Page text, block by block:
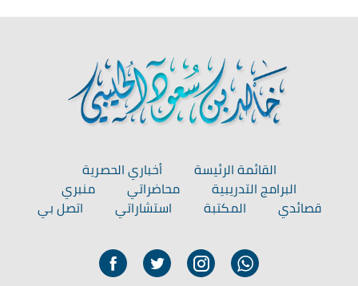
القائمة الرئيسة
أخباري الحصرية
البرامج التدريبية
محاضراتي
منبري
قصائدي
المكتبة استشاراتي اتصل بي